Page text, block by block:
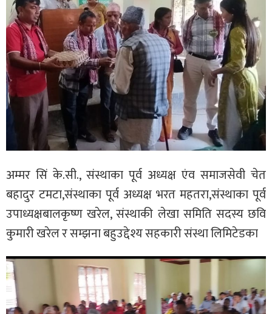
अम्मर सिं के.सी., संस्थाका पूर्व अध्यक्ष एंव समाजसेवी चेत
बहादुर टमटा,संस्थाका पूर्व अध्यक्ष भरत महतरा,संस्थाका पूर्व
उपाध्यक्षबालकृष्ण खरेल, संस्थाकी लेखा समिति सदस्य छवि
कुमारी खरेल र सम्झना बहुउद्देश्य सहकारी संस्था लिमिटेडका